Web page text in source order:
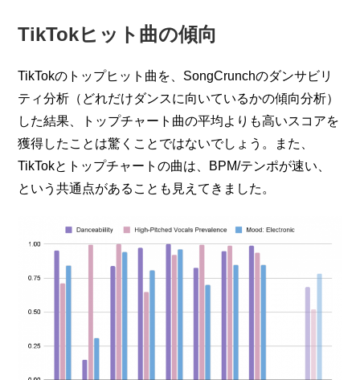
TikTokヒット曲の傾向
TikTokのトップヒット曲を、SongCrunchのダンサビリ
ティ分析（どれだけダンスに向いているかの傾向分析）
した結果、トップチャート曲の平均よりも高いスコアを
獲得したことは驚くことではないでしょう。また、
TikTokとトップチャートの曲は、BPM/テンポが速い、
という共通点があることも見えてきました。